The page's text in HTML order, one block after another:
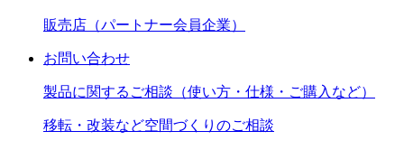
販売店（パートナー会員企業）
お問い合わせ
製品に関するご相談（使い方・仕様・ご購入など）
移転・改装など空間づくりのご相談